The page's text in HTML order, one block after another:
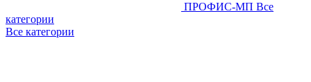
ПРОФИС-МП Все
категории
Все категории